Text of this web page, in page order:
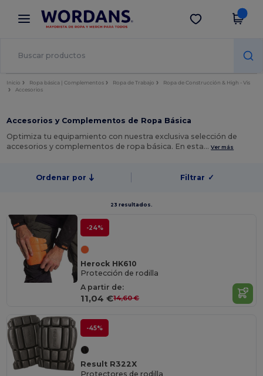
× App de Wordans
¡Mejores precios en app!
Descargar app
Inicio Ropa básica | Complementos Ropa de Trabajo
Ropa de Construcción & High - Vis
Accesorios
Accesorios y Complementos de Ropa Básica
Optimiza tu equipamiento con nuestra exclusiva selección de
accesorios y complementos de ropa básica. En esta…Ver más
Ordenar por Filtrar ✓
23 resultados.
-24%
Herock HK610
Protección de rodilla
A partir de:
11,04 €14,60 €
-45%
Result R322X
Protectores de rodilla